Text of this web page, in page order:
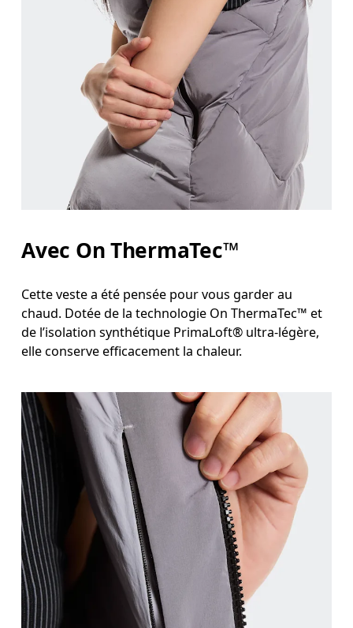
Avec On ThermaTec™
Cette veste a été pensée pour vous garder au
chaud. Dotée de la technologie On ThermaTec™ et
de l’isolation synthétique PrimaLoft® ultra-légère,
elle conserve efficacement la chaleur.